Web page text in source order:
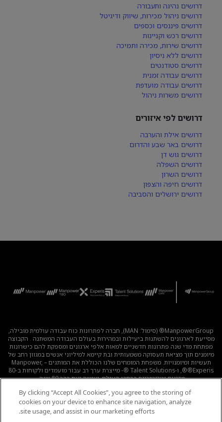
דרושים נהיגה ותעבורה
דרושים ניהול מכירות, שיווק ודיגיטל
דרושים פיננסים וכספים
דרושים רכש וקניינות
דרושים שירות, מכירה ותמיכה
דרושים ללא ניסיון
דרושים סטודנטים
דרושים עבודה זמנית
דרושים עבודה מועדפת
דרושים משרות ניהול
דרושים לפי איזורים
דרושים אילת והערבה
דרושים באר שבע והדרום
דרושים גוש דן
דרושים השפלה
דרושים השרון
דרושים חיפה והצפון
דרושים ירושלים והסביבה
ManpowerGroup® (סימול: MAN), חברה לפתרונות כוח עבודה עולמית מובילה,
מסייעת לארגונים להשתנות ביעילות ובמהירות בעולם העבודה המשתנה . הקבוצה
מפתחת מדי שנה פתרונות חדשניים למאות אלפי ארגונים ומספקת להם כישרונות
מיומנים תוך מציאת תעסוקה משמעותית ובת קיימא למיליוני אנשים במגוון רחב של
תעשיות ומיומנויות. משפחת המומחים שלנו הכוללת את המותגים – Manpower,
®Experis®, ו-Talent Solutions ®- מייצרת ערך רב עבור מועמדים ולקוחות ב-80
מדינות וטריטוריות ברחבי העולם, ועושה זאת כבר 80 שנה.
לכל המשרות | מדיניות הפרטיות | תנאי השימוש | נגישות
קוד אתי
|
By clicking “Accept All Cookies”, you agree to the storing of
cookies on your device to enhance site navigation, analyze
site usage, and assist in our marketing efforts.